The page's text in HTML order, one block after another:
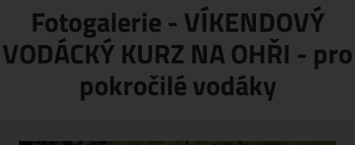
Fotogalerie - VÍKENDOVÝ
VODÁCKÝ KURZ NA OHŘI - pro
pokročilé vodáky